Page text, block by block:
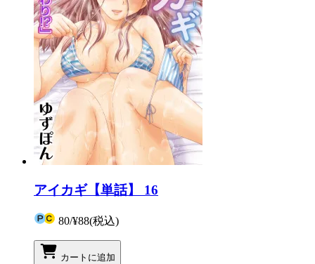
アイカギ【単話】 16
80/¥88(税込)
カートに追加